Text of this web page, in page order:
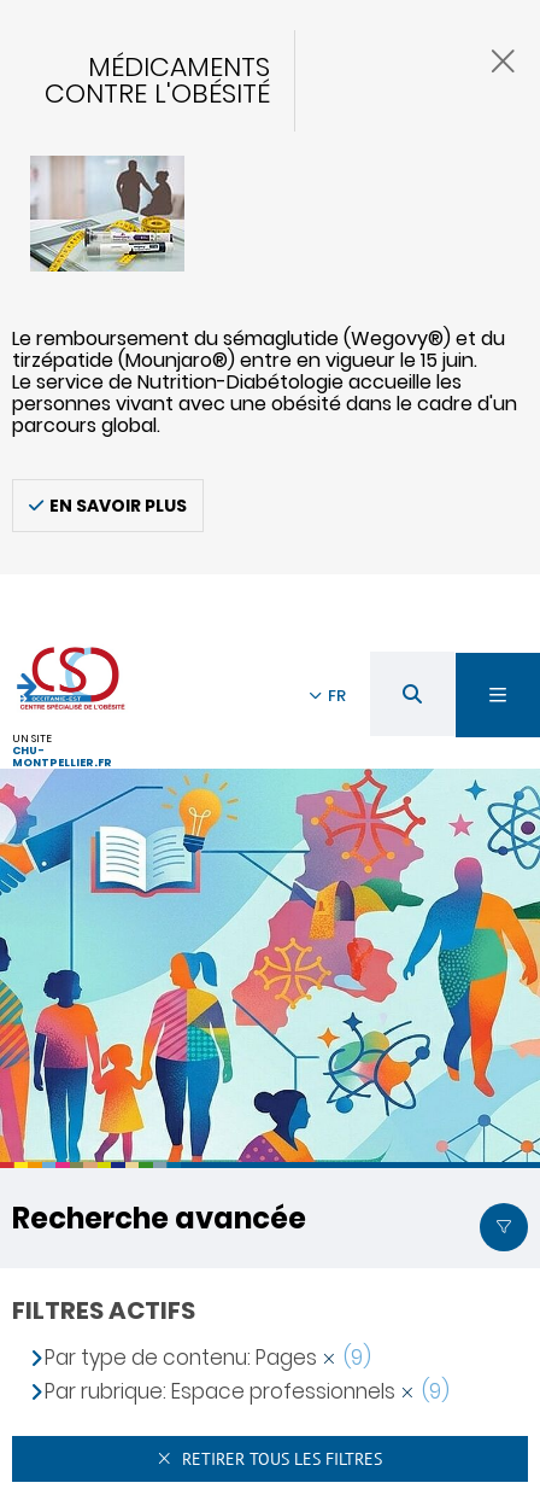
MÉDICAMENTS
CONTRE L'OBÉSITÉ
Le remboursement du sémaglutide (Wegovy®) et du
tirzépatide (Mounjaro®) entre en vigueur le 15 juin.
Le service de Nutrition-Diabétologie accueille les
personnes vivant avec une obésité dans le cadre d'un
parcours global.
EN SAVOIR PLUS
UN SITE
CHU-
MONTPELLIER.FR
FR
Recherche avancée
FILTRES ACTIFS
Par type de contenu: Pages
(9)
Par rubrique: Espace professionnels
(9)
RETIRER TOUS LES FILTRES